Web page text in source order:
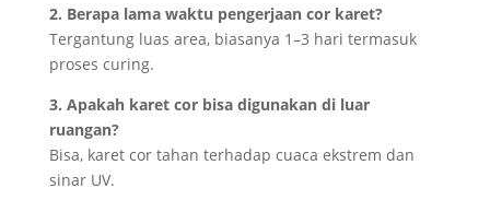
2. Berapa lama waktu pengerjaan cor karet?
Tergantung luas area, biasanya 1–3 hari termasuk
proses curing.
3. Apakah karet cor bisa digunakan di luar
ruangan?
Bisa, karet cor tahan terhadap cuaca ekstrem dan
sinar UV.